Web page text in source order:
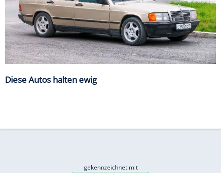
Diese Autos halten ewig
gekennzeichnet mit